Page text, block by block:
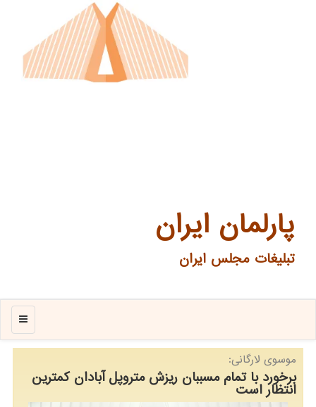
پارلمان ایران
تبلیغات مجلس ایران
منو
موسوی لارگانی:
برخورد با تمام مسببان ریزش متروپل آبادان کمترین
انتظار است